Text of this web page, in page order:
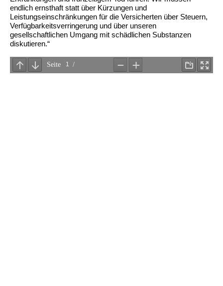
endlich ernsthaft statt über Kürzungen und
Leistungseinschränkungen für die Versicherten über Steuern,
Verfügbarkeitsverringerung und über unseren
gesellschaftlichen Umgang mit schädlichen Substanzen
diskutieren.“